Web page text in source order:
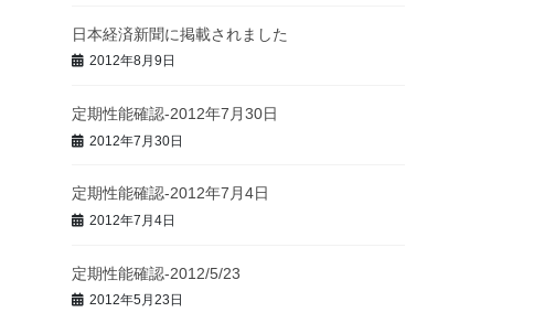
日本経済新聞に掲載されました
2012年8月9日
定期性能確認-2012年7月30日
2012年7月30日
定期性能確認-2012年7月4日
2012年7月4日
定期性能確認-2012/5/23
2012年5月23日